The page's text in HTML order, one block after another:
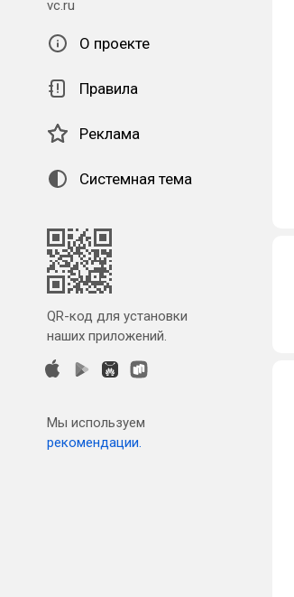
vc.ru
О проекте
Правила
Реклама
Системная тема
QR-код для установки
наших приложений.
Мы используем
рекомендации.